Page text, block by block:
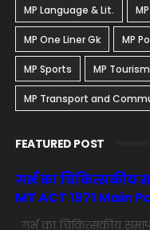
MP Language & Lit.
MP One Liner Gk MP
MP Sports MP Tourism
MP Transport and
FEATURED POST
गर्भ का चिकित्सकीय
MT ACT 1971 Main
गर्भ का चिकित्सकीय